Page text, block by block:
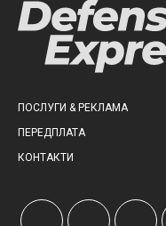
ПОСЛУГИ & РЕКЛАМА
ПЕРЕДПЛАТА
КОНТАКТИ